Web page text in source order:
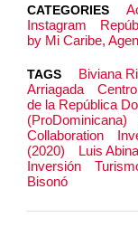
CATEGORIES
Instagram
by Mi Caribe,
TAGS Biviana
Arriagada
de la República
(ProDominicana)
Collaboration
(2020)
Luis
Inversión
Bisonó